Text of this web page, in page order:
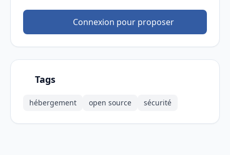
Connexion pour proposer
Tags
hébergement open source sécurité